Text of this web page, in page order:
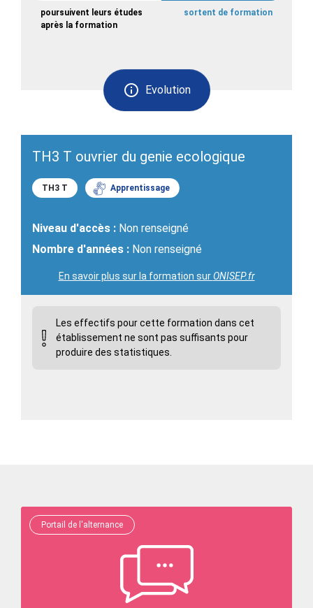
Evolution
poursuivent leurs études
après la formation
sortent de formation
TH3 T ouvrier du genie ecologique
TH3 T Apprentissage
Niveau d'accès : Non renseigné
Nombre d'années : Non renseigné
En savoir plus sur la formation surONISEP.fr
Les effectifs pour cette formation dans cet
établissement ne sont pas suffisants pour
produire des statistiques.
Portail de l'alternance